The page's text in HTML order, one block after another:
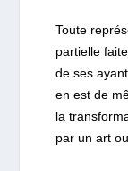
Toute
partielle
de ses
en est de
la
par un art